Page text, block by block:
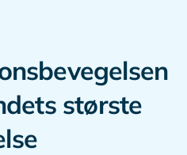
største